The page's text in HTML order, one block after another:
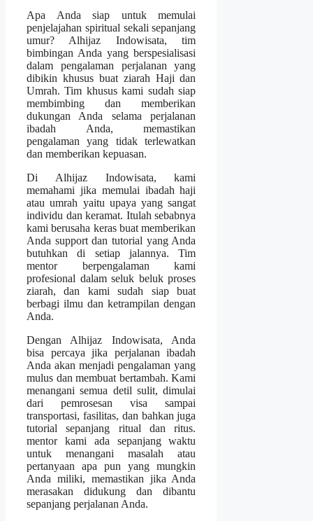
Apa Anda siap untuk memulai
penjelajahan spiritual sekali sepanjang
umur? Alhijaz Indowisata, tim
bimbingan Anda yang berspesialisasi
dalam pengalaman perjalanan yang
dibikin khusus buat ziarah Haji dan
Umrah. Tim khusus kami sudah siap
membimbing dan memberikan
dukungan Anda selama perjalanan
ibadah Anda, memastikan
pengalaman yang tidak terlewatkan
dan memberikan kepuasan.
Di Alhijaz Indowisata, kami
memahami jika memulai ibadah haji
atau umrah yaitu upaya yang sangat
individu dan keramat. Itulah sebabnya
kami berusaha keras buat memberikan
Anda support dan tutorial yang Anda
butuhkan di setiap jalannya. Tim
mentor berpengalaman kami
profesional dalam seluk beluk proses
ziarah, dan kami sudah siap buat
berbagi ilmu dan ketrampilan dengan
Anda.
Dengan Alhijaz Indowisata, Anda
bisa percaya jika perjalanan ibadah
Anda akan menjadi pengalaman yang
mulus dan membuat bertambah. Kami
menangani semua detil sulit, dimulai
dari pemrosesan visa sampai
transportasi, fasilitas, dan bahkan juga
tutorial sepanjang ritual dan ritus.
mentor kami ada sepanjang waktu
untuk menangani masalah atau
pertanyaan apa pun yang mungkin
Anda miliki, memastikan jika Anda
merasakan didukung dan dibantu
sepanjang perjalanan Anda.